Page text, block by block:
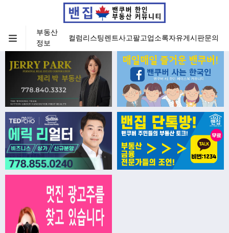
부동산
정보
컬럼리스팅렌트사고팔고업소록자유게시판문의